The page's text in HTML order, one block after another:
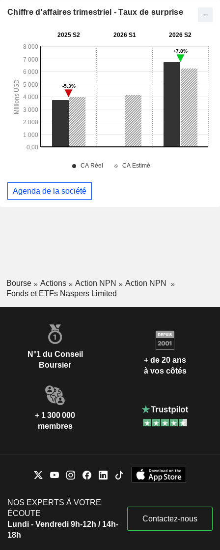
Chiffre d'affaires trimestriel - Taux de surprise
Agenda de la société
Bourse Actions Action NPN
Action NPN
Fonds et ETFs Naspers Limited
N°1 du Conseil
Boursier
+ de 20 ans
à vos côtés
+ 1 300 000
membres
NOS EXPERTS À VOTRE
ÉCOUTE
Lundi - Vendredi 9h-12h / 14h-
18h
Contactez-nous